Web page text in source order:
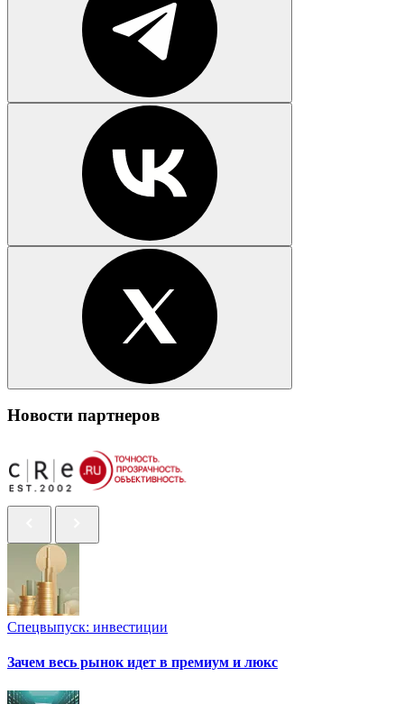
Новости партнеров
Спецвыпуск: инвестиции
Зачем весь рынок идет в премиум и люкс